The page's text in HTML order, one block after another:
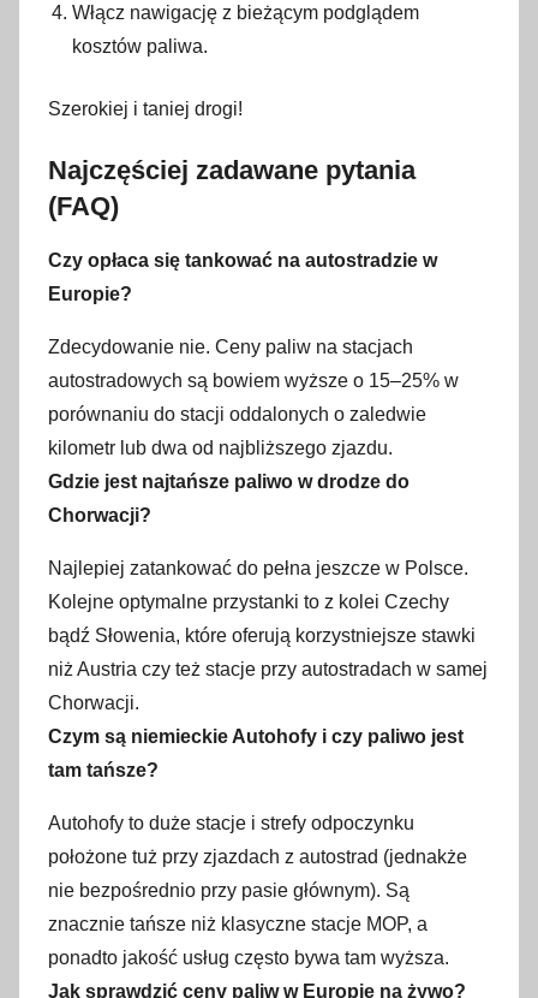
Włącz nawigację z bieżącym podglądem
kosztów paliwa.
Szerokiej i taniej drogi!
Najczęściej zadawane pytania
(FAQ)
Czy opłaca się tankować na autostradzie w
Europie?
Zdecydowanie nie. Ceny paliw na stacjach
autostradowych są bowiem wyższe o 15–25% w
porównaniu do stacji oddalonych o zaledwie
kilometr lub dwa od najbliższego zjazdu.
Gdzie jest najtańsze paliwo w drodze do
Chorwacji?
Najlepiej zatankować do pełna jeszcze w Polsce.
Kolejne optymalne przystanki to z kolei Czechy
bądź Słowenia, które oferują korzystniejsze stawki
niż Austria czy też stacje przy autostradach w samej
Chorwacji.
Czym są niemieckie Autohofy i czy paliwo jest
tam tańsze?
Autohofy to duże stacje i strefy odpoczynku
położone tuż przy zjazdach z autostrad (jednakże
nie bezpośrednio przy pasie głównym). Są
znacznie tańsze niż klasyczne stacje MOP, a
ponadto jakość usług często bywa tam wyższa.
Jak sprawdzić ceny paliw w Europie na żywo?